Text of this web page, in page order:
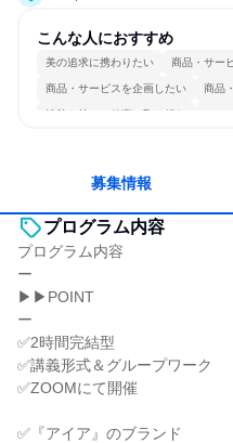
こんな人におすすめ
美の追求に携わりたい 商品・サー
商品・サービスを企画したい 商品
情熱を持って仕事に取り組む コミ
募集情報
プログラム内容
プログラム内容
ー
▶▶POINT
ー
✅2時間完結型
✅講義形式＆グループワーク
✅ZOOMにて開催
✅『アイア』のブランド